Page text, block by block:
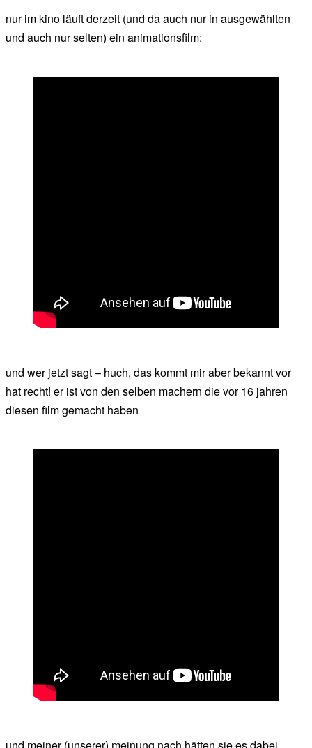
nur im kino läuft derzeit (und da auch nur in ausgewählten
und auch nur selten) ein animationsfilm:
und wer jetzt sagt – huch, das kommt mir aber bekannt vor
hat recht! er ist von den selben machern die vor 16 jahren
diesen film gemacht haben